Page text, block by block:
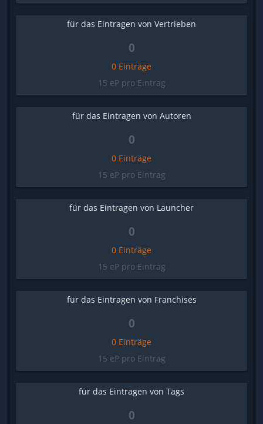
für das Eintragen von Vertrieben
0
0 Einträge
15 eP pro Eintrag
für das Eintragen von Autoren
0
0 Einträge
15 eP pro Eintrag
für das Eintragen von Launcher
0
0 Einträge
15 eP pro Eintrag
für das Eintragen von Franchises
0
0 Einträge
15 eP pro Eintrag
für das Eintragen von Tags
0